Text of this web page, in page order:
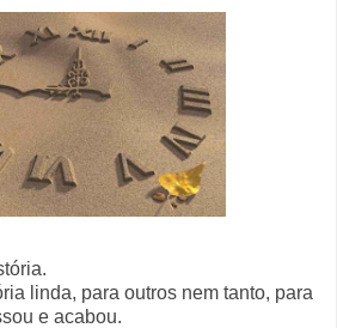
linda, para outros nem tanto, para
e acabou.